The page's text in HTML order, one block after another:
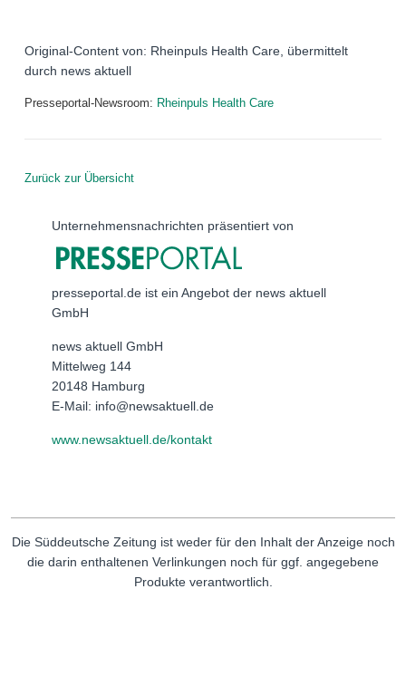
Original-Content von: Rheinpuls Health Care, übermittelt
durch news aktuell
Presseportal-Newsroom: Rheinpuls Health Care
Zurück zur Übersicht
Unternehmensnachrichten präsentiert von
presseportal.de ist ein Angebot der news aktuell
GmbH
news aktuell GmbH
Mittelweg 144
20148 Hamburg
E-Mail: info@newsaktuell.de
www.newsaktuell.de/kontakt
Die Süddeutsche Zeitung ist weder für den Inhalt der Anzeige noch
die darin enthaltenen Verlinkungen noch für ggf. angegebene
Produkte verantwortlich.